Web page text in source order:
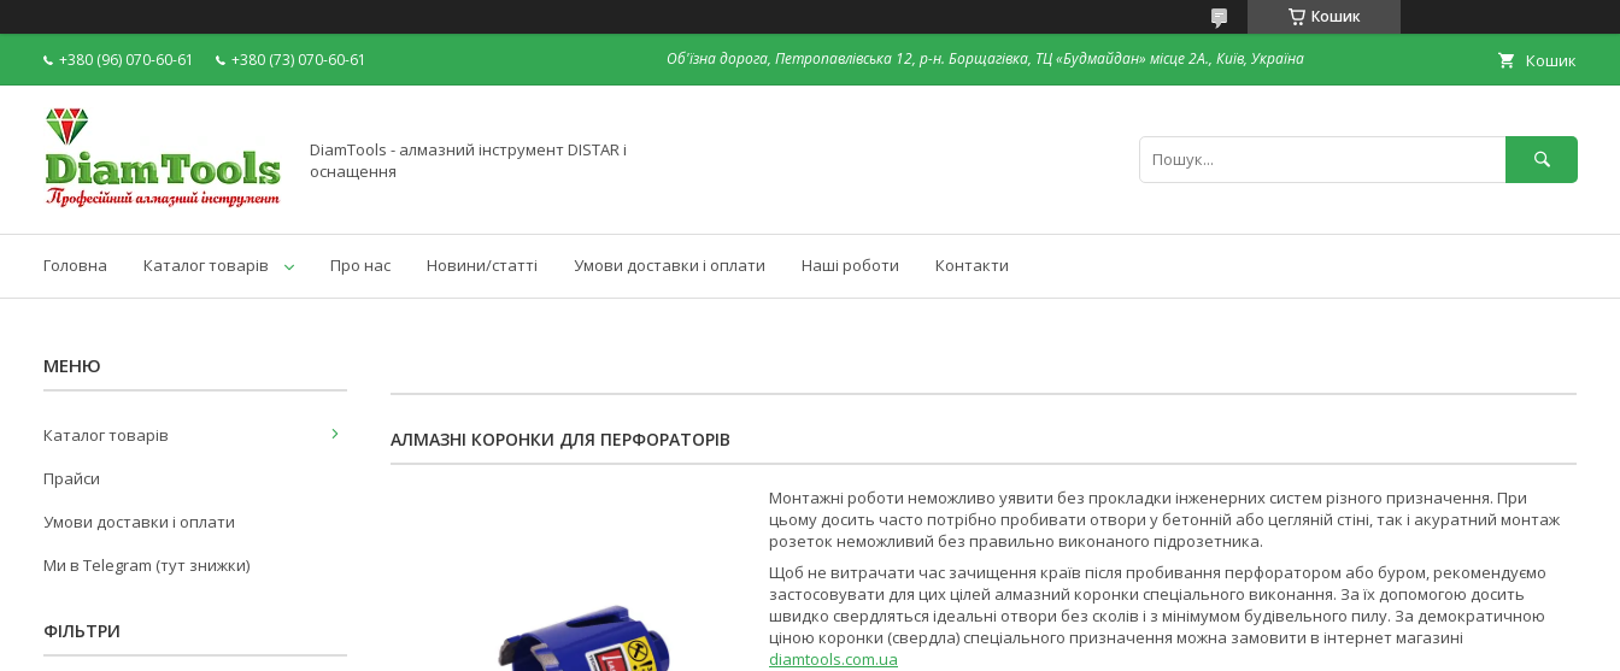
Кошик
+380 (96) 070-60-61 +380 (73) 070-60-61 Об'їзна дорога, Петропавлівська 12, р-н. Борщагівка, ТЦ «Будмайдан» місце 2А., Київ, Україна Кошик
DiamTools - алмазний інструмент DISTAR і
оснащення
Головна Каталог товарів Про нас Новини/статті Умови доставки і оплати Наші роботи Контакти
АЛМАЗНІ КОРОНКИ ДЛЯ ПЕРФОРАТОРІВ
Монтажні роботи неможливо уявити без прокладки інженерних систем різного призначення. При
цьому досить часто потрібно пробивати отвори у бетонній або цегляній стіні, так і акуратний монтаж
розеток неможливий без правильно виконаного підрозетника.
Щоб не витрачати час зачищення країв після пробивання перфоратором або буром, рекомендуємо
застосовувати для цих цілей алмазний коронки спеціального виконання. За їх допомогою досить
швидко свердляться ідеальні отвори без сколів і з мінімумом будівельного пилу. За демократичною
ціною коронки (свердла) спеціального призначення можна замовити в інтернет магазині
diamtools.com.ua
Каталог товарів
Прайси
Умови доставки і оплати
Ми в Telegram (тут знижки)
ФІЛЬТРИ